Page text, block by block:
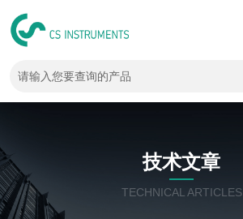
技术文章
TECHNICAL ARTICLES